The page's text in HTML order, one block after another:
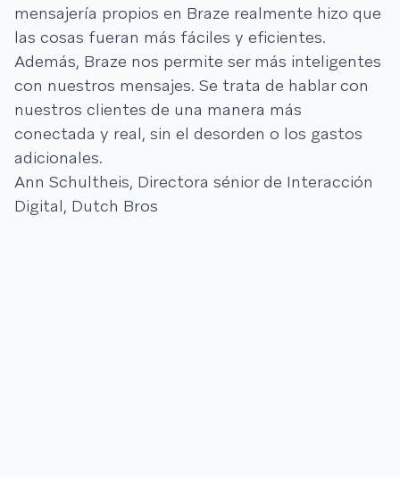
mensajería propios en Braze realmente hizo que
las cosas fueran más fáciles y eficientes.
Además, Braze nos permite ser más inteligentes
con nuestros mensajes. Se trata de hablar con
nuestros clientes de una manera más
conectada y real, sin el desorden o los gastos
adicionales.
Ann Schultheis, Directora sénior de Interacción
Digital, Dutch Bros